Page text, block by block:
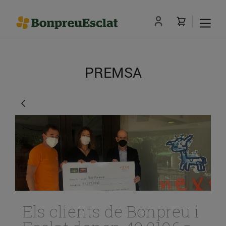
PREMSA
Els clients de Bonpreu i